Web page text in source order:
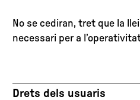
No se cediran, tret que la
necessari per a
Drets dels usuaris